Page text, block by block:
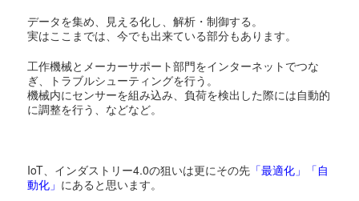
データを集め、見える化し、解析・制御する。
実はここまでは、今でも出来ている部分もあります。
工作機械とメーカーサポート部門をインターネットでつな
ぎ、トラブルシューティングを行う。
機械内にセンサーを組み込み、負荷を検出した際には自動的
に調整を行う、などなど。
IoT、インダストリー4.0の狙いは更にその先 「最適化」「自
動化」 にあると思います。